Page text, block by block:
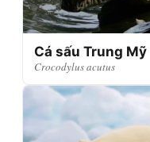
Cá sấu Trung Mỹ
Crocodylus acutus